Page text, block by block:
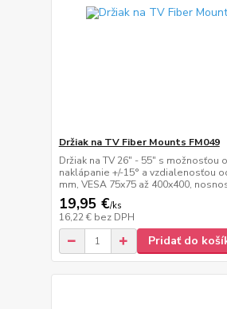
Držiak na TV Fiber Mounts FM049
Držiak na TV 26" - 55" s možnosťou
naklápanie +/-15° a vzdialenosťou
mm, VESA 75x75 až 400x400,
19,95 €/ks
16,22 € bez DPH
Pridať do